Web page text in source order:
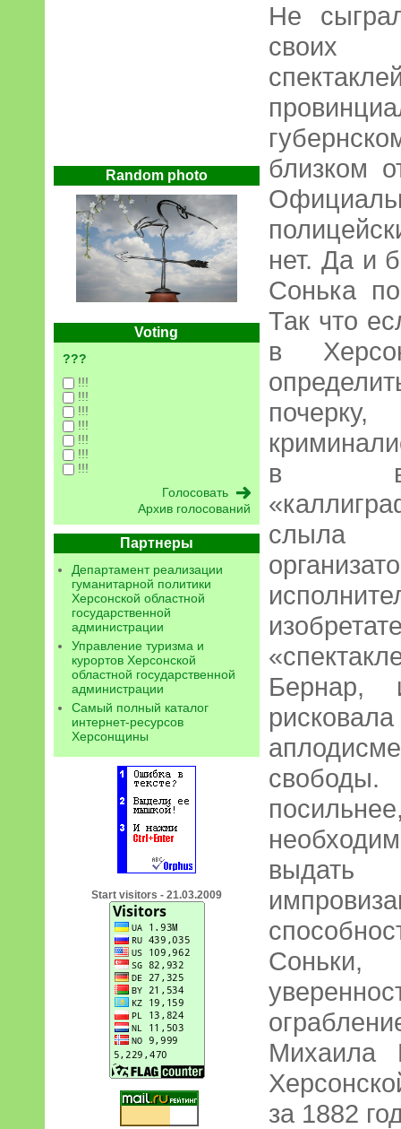
Random photo
Voting
???
!!!
!!!
!!!
!!!
!!!
!!!
!!!
Архив голосований
Партнеры
Департамент реализации
гуманитарной политики
Херсонской областной
государственной
администрации
Управление туризма и
курортов Херсонской
областной государственной
администрации
Самый полный каталог
интернет-ресурсов
Херсонщины
Start visitors - 21.03.2009
Не
своих
близком
нет. Да и
Сонька
Так что
в
в
Бернар,
Михаила
за 1882